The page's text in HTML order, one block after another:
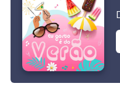
© 2023
Todos os